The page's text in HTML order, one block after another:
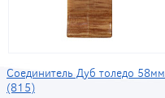
Соединитель Дуб толедо 58мм
(815)